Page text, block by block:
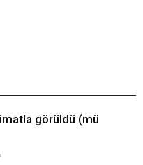
görüldü (mü